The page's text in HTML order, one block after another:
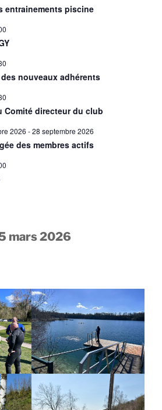
entrainements piscine
nouveaux adhérents
Comité directeur du club
2026 -28 septembre 2026
des membres actifs
mars 2026